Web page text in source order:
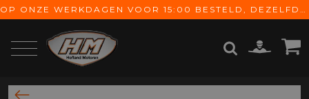
OP ONZE WERKDAGEN VOOR 15:00 BESTELD, DEZELFDE DAG VERZONDEN! GRATIS VERZENDING VANAF € 65,-